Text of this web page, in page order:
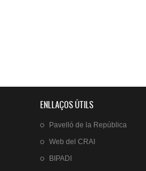
ENLLAÇOS ÚTILS
Pavelló de la República
Web delCRAI
BIPADI